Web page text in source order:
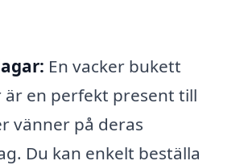
En vacker bukett
en perfekt present till
vänner på deras
Du kan enkelt beställa